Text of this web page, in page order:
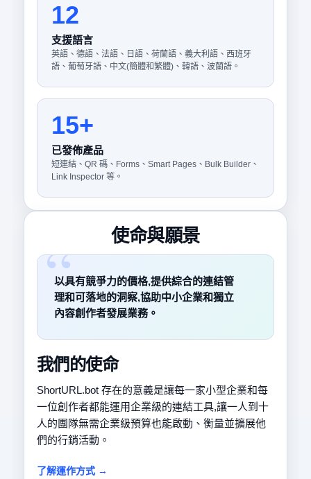
12
支援語言
英語、德語、法語、日語、荷蘭語、義大利語、西班牙
語、葡萄牙語、中文(簡體和繁體)、韓語、波蘭語。
15+
已發佈產品
短連結、QR 碼、Forms、Smart Pages、Bulk Builder、
Link Inspector 等。
使命與願景
以具有競爭力的價格,提供綜合的連結管
理和可落地的洞察,協助中小企業和獨立
內容創作者發展業務。
我們的使命
ShortURL.bot 存在的意義是讓每一家小型企業和每
一位創作者都能運用企業級的連結工具,讓一人到十
人的團隊無需企業級預算也能啟動、衡量並擴展他
們的行銷活動。
了解運作方式 →